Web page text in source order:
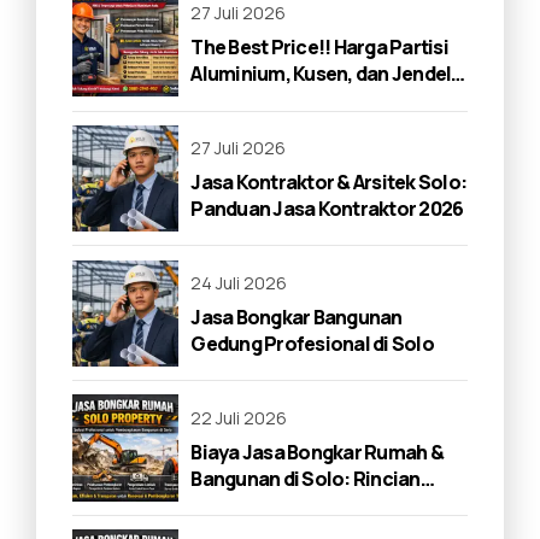
27 Juli 2026
The Best Price!! Harga Partisi
Aluminium, Kusen, dan Jendela
27 Juli 2026
Jasa Kontraktor & Arsitek Solo:
Panduan Jasa Kontraktor 2026
24 Juli 2026
Jasa Bongkar Bangunan
Gedung Profesional di Solo
22 Juli 2026
Biaya Jasa Bongkar Rumah &
Bangunan di Solo: Rincian